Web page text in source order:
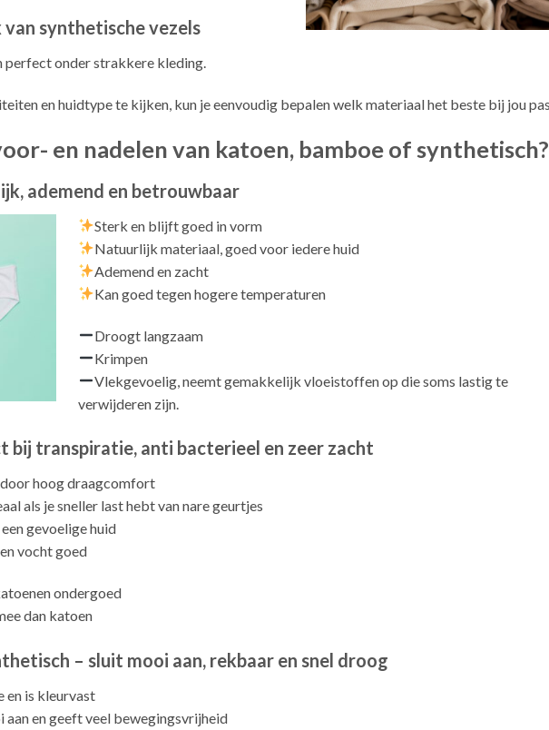
synthetische vezels
perfect onder strakkere kleding.
en huidtype te kijken, kun je eenvoudig bepalen welk materiaal het beste bij jou
en nadelen van katoen, bamboe of synthetisch?
ademend en betrouwbaar
Sterk en blijft goed in vorm
Natuurlijk materiaal, goed voor iedere huid
Ademend en zacht
Kan goed tegen hogere temperaturen
Droogt langzaam
Krimpen
Vlekgevoelig, neemt gemakkelijk vloeistoffen op die soms lastig te
verwijderen zijn.
bij transpiratie, anti bacterieel en zeer zacht
hoog draagcomfort
als je sneller last hebt van nare geurtjes
gevoelige huid
vocht goed
ondergoed
dan katoen
– sluit mooi aan, rekbaar en snel droog
en is kleurvast
aan en geeft veel bewegingsvrijheid